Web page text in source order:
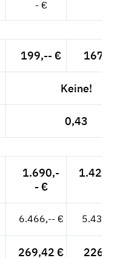
- €
199,-- € 167,23 €
Keine!
0,43
1.690,-
- €
1.420,17
6.466,-- € 5.433,61
269,42 € 226,40 €